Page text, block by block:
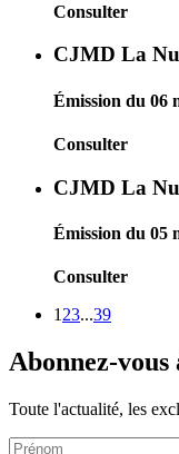
Consulter
CJMD La
Émission du 06
Consulter
CJMD La
Émission du 05
Consulter
1 23...39
Abonnez-
Toute l'actualité, les